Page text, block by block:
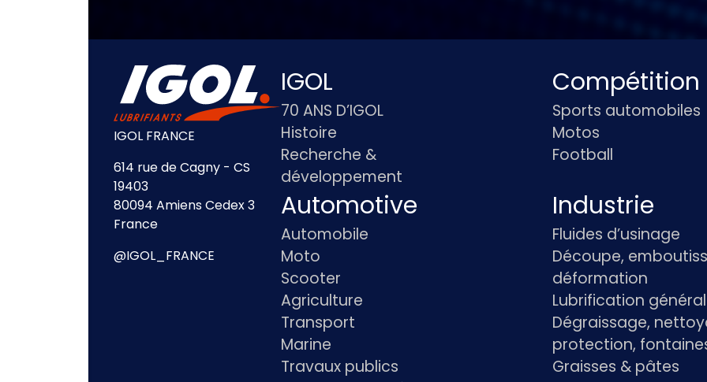
IGOL FRANCE
614 rue de Cagny - CS
19403
80094 Amiens Cedex 3
France
@IGOL_FRANCE
IGOL
70 ANS D’IGOL
Histoire
Recherche &
développement
Compétition
Sports automobiles
Motos
Football
Automotive
Automobile
Moto
Scooter
Agriculture
Transport
Marine
Travaux publics
Industrie
Fluides d’usinage
Découpe,
déformation
Lubrification
Dégraissage,
protection,
Graisses & pâtes